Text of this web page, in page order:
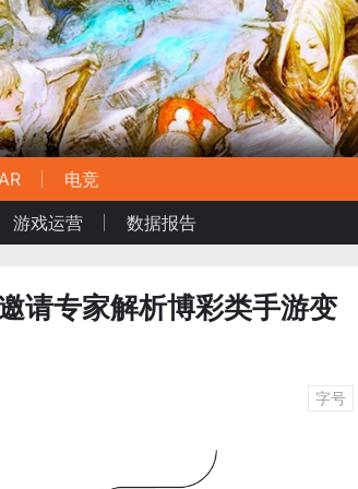
电竞
游戏运营 数据报告
请专家解析博彩类手游变
字号